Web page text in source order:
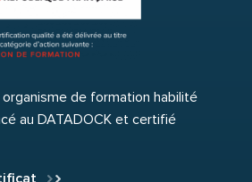
de formation habilité
au DATADOCK et certifié